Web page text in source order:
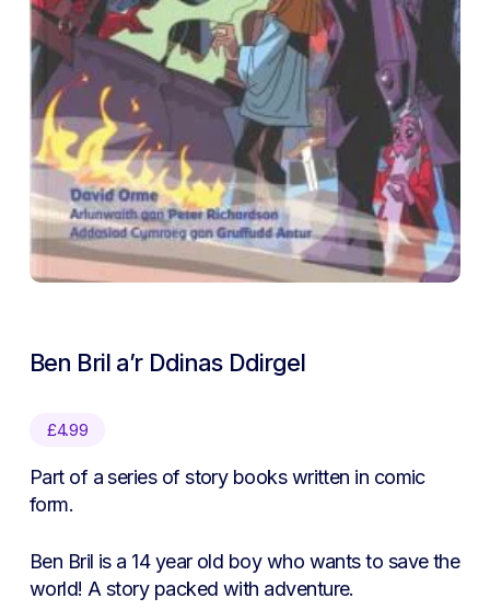
Ben Bril a’r Ddinas Ddirgel
£4.99
Part of a series of story books written in comic
form.
Ben Bril is a 14 year old boy who wants to save the
world! A story packed with adventure.